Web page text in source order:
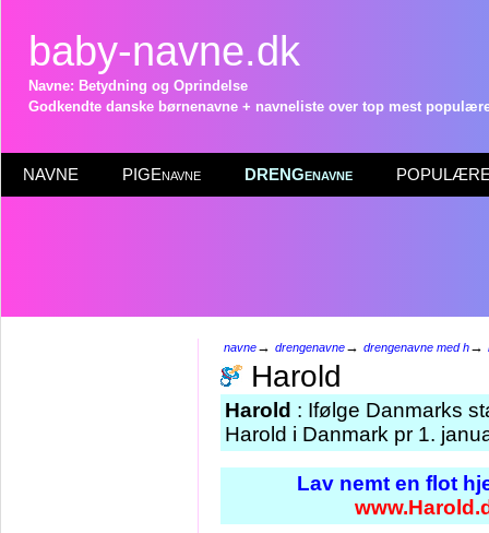
baby-navne.dk
Navne: Betydning og Oprindelse
Godkendte danske børnenavne + navneliste over top mest
NAVNE PIGEnavne DRENGenavne POPULÆRE
navne→ drengenavne→ drengenavne med h→
Harold
Harold : Ifølge Danmarks
Harold i Danmark pr 1.
Lav nemt en flot